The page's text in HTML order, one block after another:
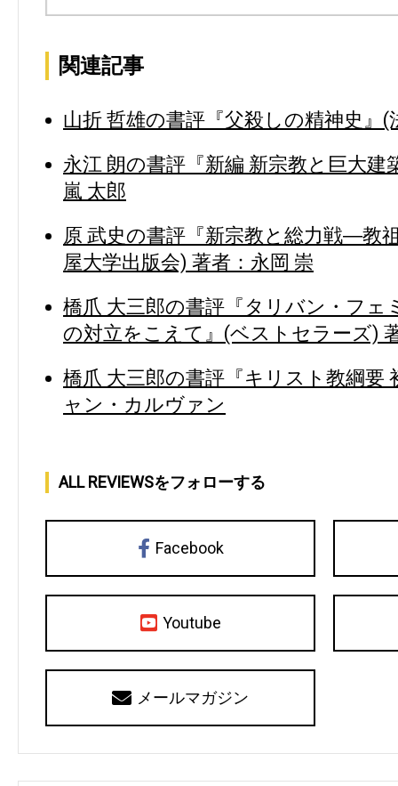
関連記事
山折 哲雄の書評『父殺しの精神史』(
永江 朗の書評『新編 新宗教と巨大建
嵐 太郎
原 武史の書評『新宗教と総力戦―教
屋大学出版会) 著者：永岡 崇
橋爪 大三郎の書評『タリバン・フェ
の対立をこえて』(ベストセラーズ)
橋爪 大三郎の書評『キリスト教綱要
ャン・カルヴァン
ALL REVIEWSをフォローする
Facebook
Youtube
メールマガジン